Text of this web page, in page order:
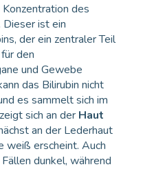
des
Dieser ist ein
der ein zentraler Teil
den
und Gewebe
das Bilirubin nicht
es sammelt sich im
sich an der Haut
an der Lederhaut
weiß erscheint. Auch
dunkel, während